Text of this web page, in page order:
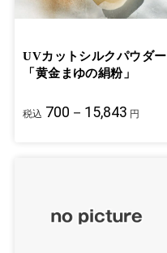
UVカットシルクパウダー
「黄金まゆの絹粉」
税込 700－15,843 円